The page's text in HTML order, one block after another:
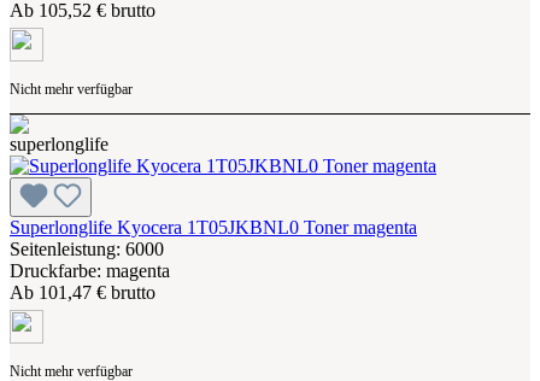
Ab 105,52 € brutto
Nicht mehr verfügbar
Superlonglife Kyocera 1T05JKBNL0 Toner magenta
Seitenleistung: 6000
Druckfarbe: magenta
Ab 101,47 € brutto
Nicht mehr verfügbar